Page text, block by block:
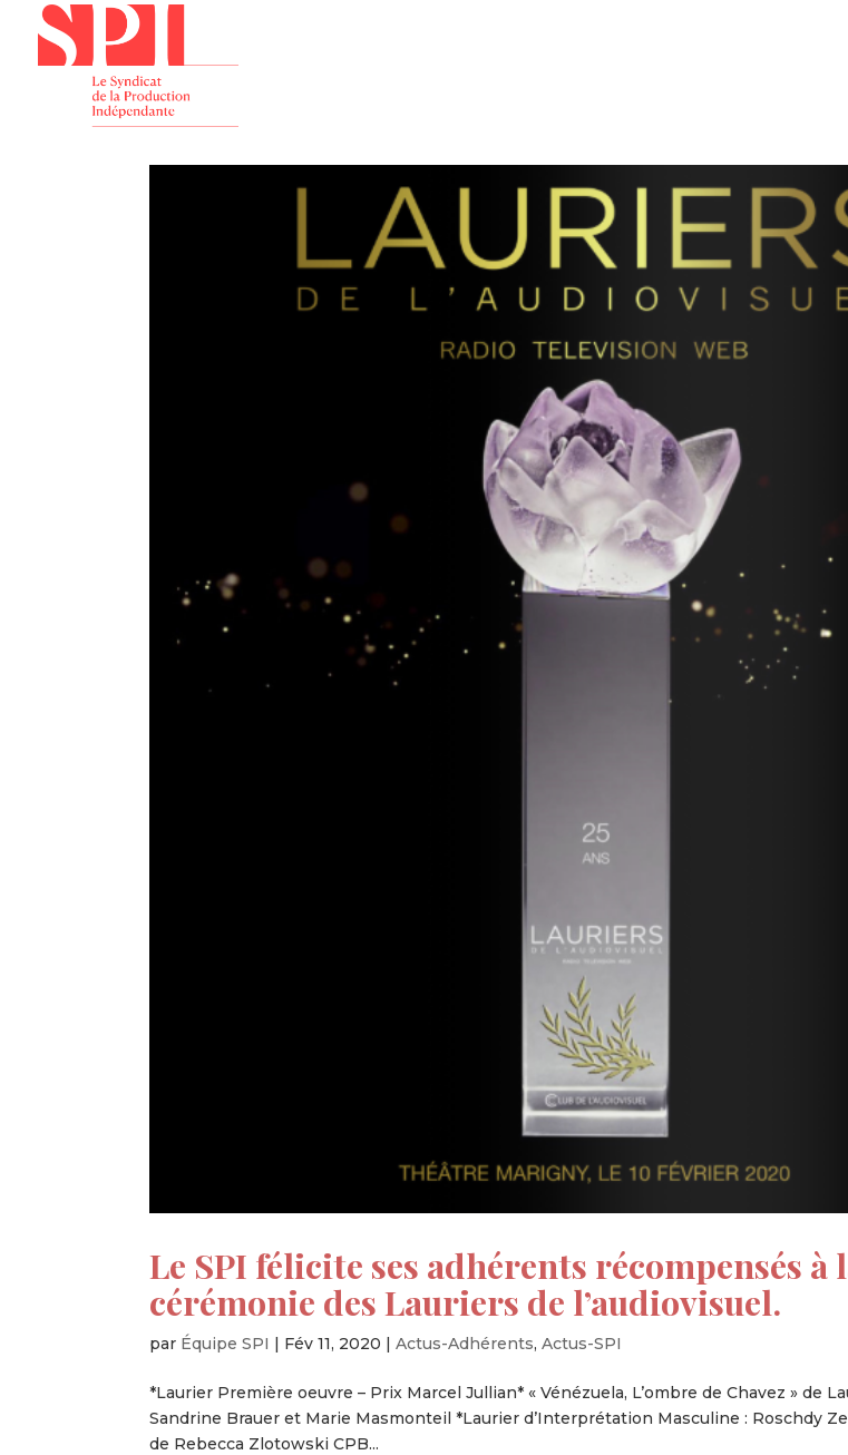
Le SPI félicite ses adhérents récompensés à
cérémonie des Lauriers de l’audiovisuel.
par Équipe SPI | Fév 11, 2020 |Actus-Adhérents,Actus-SPI
*Laurier Première oeuvre – Prix Marcel Jullian* « Vénézuela, L’ombre de Chavez » de
Sandrine Brauer et Marie Masmonteil *Laurier d’Interprétation Masculine : Roschdy
de Rebecca Zlotowski CPB...